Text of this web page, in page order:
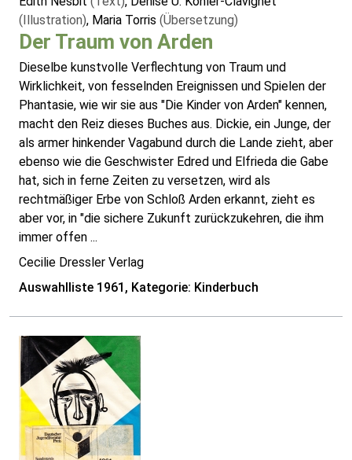
(Illustration), Maria Torris (Übersetzung)
Der Traum von Arden
Dieselbe kunstvolle Verflechtung von Traum und
Wirklichkeit, von fesselnden Ereignissen und Spielen der
Phantasie, wie wir sie aus "Die Kinder von Arden" kennen,
macht den Reiz dieses Buches aus. Dickie, ein Junge, der
als armer hinkender Vagabund durch die Lande zieht, aber
ebenso wie die Geschwister Edred und Elfrieda die Gabe
hat, sich in ferne Zeiten zu versetzen, wird als
rechtmäßiger Erbe von Schloß Arden erkannt, zieht es
aber vor, in "die sichere Zukunft zurückzukehren, die ihm
immer offen ...
Cecilie Dressler Verlag
Auswahlliste 1961, Kategorie: Kinderbuch